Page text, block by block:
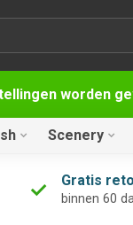
worden
Scenery
Gratis
binnen 60